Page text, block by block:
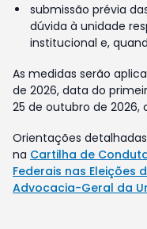
submissão prévia
dúvida à unidade
institucional e,
As medidas serão
de 2026, data do
25 de outubro de 2026,
Orientações
na Cartilha de
Federais nas Eleições
Advocacia-Geral da